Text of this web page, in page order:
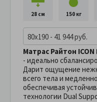
28 см 150 кг
80x190 - 41 944 руб.
Матрас Райтон
- идеально
Дарит ощущение
всего тела и
обеспечивая
технологии Dual